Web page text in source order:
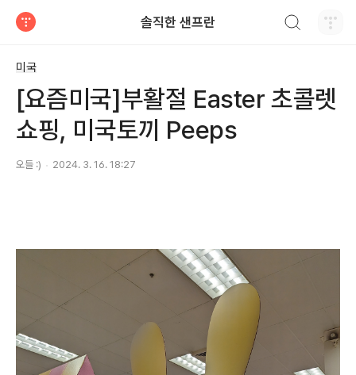
솔직한 샌프란
미국
[요즘미국]부활절 Easter 초콜렛
쇼핑, 미국토끼 Peeps
오들 :) 2024. 3. 16. 18:27